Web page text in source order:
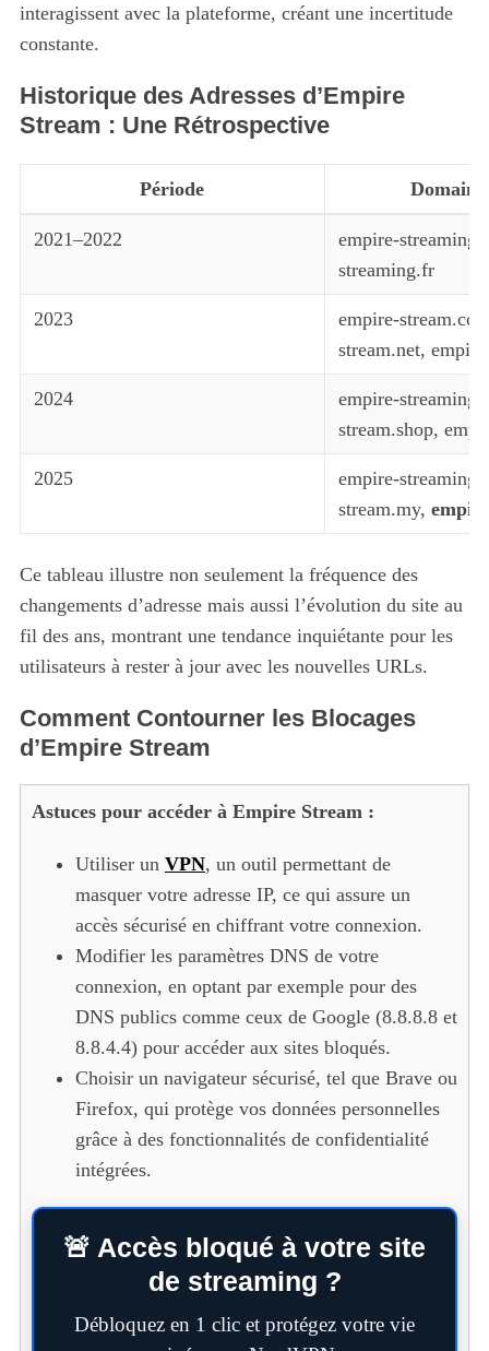
interagissent avec la plateforme, créant une incertitude
constante.
Historique des Adresses d’Empire
Stream : Une Rétrospective
Période
2021–2022
empire-
streaming.fr
2023
empire-
stream.net,
2024
empire-
stream.shop,
2025
empire-
stream.my,
Ce tableau illustre non seulement la fréquence des
changements d’adresse mais aussi l’évolution du site au
fil des ans, montrant une tendance inquiétante pour les
utilisateurs à rester à jour avec les nouvelles URLs.
Comment Contourner les Blocages
d’Empire Stream
Astuces pour accéder à Empire Stream :
Utiliser un VPN, un outil permettant de
masquer votre adresse IP, ce qui assure un
accès sécurisé en chiffrant votre connexion.
Modifier les paramètres DNS de votre
connexion, en optant par exemple pour des
DNS publics comme ceux de Google (8.8.8.8 et
8.8.4.4) pour accéder aux sites bloqués.
Choisir un navigateur sécurisé, tel que Brave ou
Firefox, qui protège vos données personnelles
grâce à des fonctionnalités de confidentialité
intégrées.
🚨 Accès bloqué à votre site
de streaming ?
Débloquez en 1 clic et protégez votre vie